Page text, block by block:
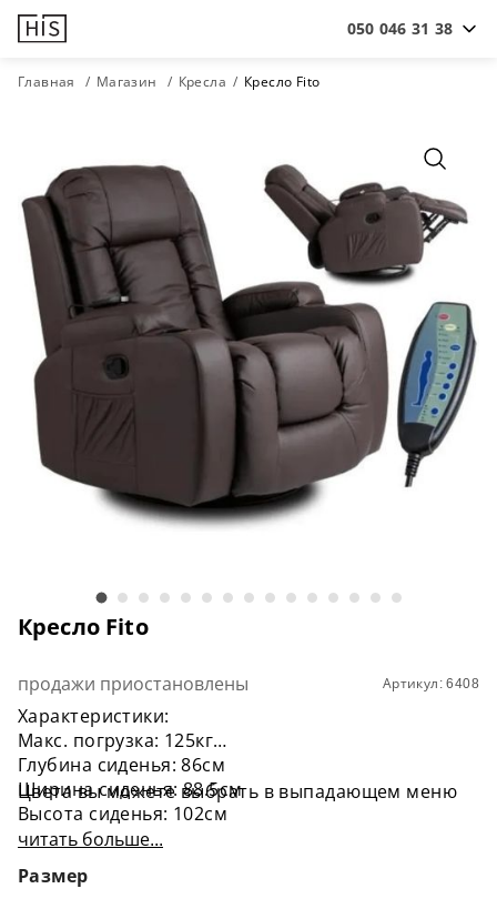
050 046 31 38
Главная Магазин Кресла Кресло Fito
Кресло Fito
Артикул: 6408
продажи приостановлены
Характеристики:
Макс. погрузка: 125кг
Глубина сиденья: 86см
Ширина сиденья: 88.5см
Высота сиденья: 102см
Подголовник: Да
Подлокотники: Да
Цвета вы можете выбрать в выпадающем меню
читать больше...
Размер